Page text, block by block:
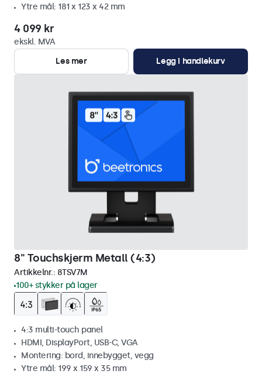
Ytre mål: 181 x 123 x 42 mm
4 099 kr
ekskl. MVA
Les mer
Legg i handlekurv
8" Touchskjerm Metall (4:3)
Artikkelnr.: 8TSV7M
100+ stykker på lager
4:3 multi-touch panel
HDMI, DisplayPort, USB-C, VGA
Montering: bord, innebygget, vegg
Ytre mål: 199 x 159 x 35 mm